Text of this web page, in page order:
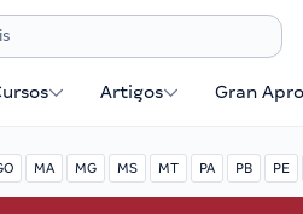
Artigos Gran
MA MG MS MT PA PB PE